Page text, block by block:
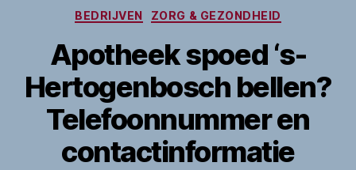
Categorieën
BEDRIJVEN ZORG & GEZONDHEID
Apotheek spoed ‘s-
Hertogenbosch bellen?
Telefoonnummer en
contactinformatie